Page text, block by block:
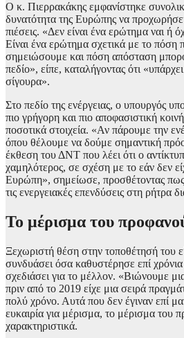
Ο κ. Πιερρακάκης εμφανίστηκε
δυνατότητα της Ευρώπης να
πιέσεις. «Δεν είναι ένα ερώτημα ναι ή
Είναι ένα ερώτημα σχετικά με το
σημειώσουμε και πόση απόσταση
πεδίο», είπε, καταλήγοντας ότι
σίγουρα».
Στο πεδίο της ενέργειας, ο υπουργός
πιο γρήγορη και πιο αποφασιστική
ποσοτικά στοιχεία. «Αν πάρουμε την
όπου θέλουμε να δούμε σημαντική
έκθεση του ΔΝΤ που λέει ότι ο
χαμηλότερος, σε σχέση με το εάν δεν
Ευρώπη», σημείωσε, προσθέτοντας
τις ενεργειακές επενδύσεις στη ρήτρα
Το μέρισμα του
Ξεχωριστή θέση στην τοποθέτησή του
συνδυάσει όσα καθυστέρησε επί
σχεδιάσει για το μέλλον. «Βιώνουμε
πριν από το 2019 είχε μια σειρά
πολύ χρόνο. Αυτά που δεν έγιναν επί
ευκαιρία για μέρισμα, το μέρισμα του
χαρακτηριστικά.